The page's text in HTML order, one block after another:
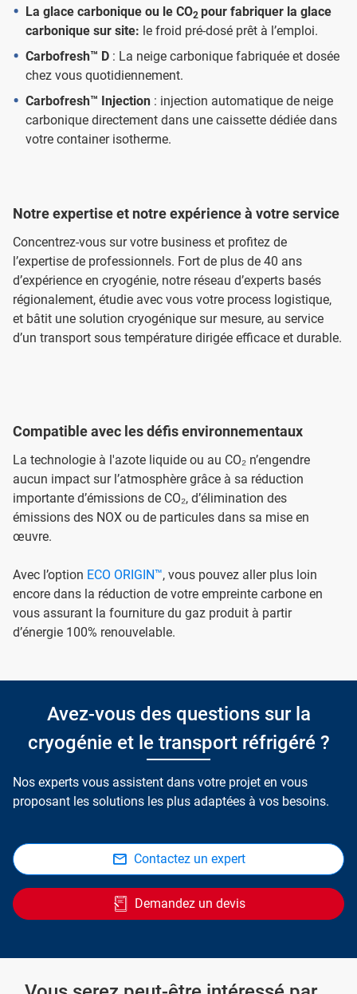
La glace carbonique ou le CO2 pour fabriquer la glace
carbonique sur site: le froid pré-dosé prêt à l’emploi.
Carbofresh™ D : La neige carbonique fabriquée et dosée
chez vous quotidiennement.
Carbofresh™ Injection : injection automatique de neige
carbonique directement dans une caissette dédiée dans
votre container isotherme.
Notre expertise et notre expérience à votre service
Concentrez-vous sur votre business et profitez de
l’expertise de professionnels. Fort de plus de 40 ans
d’expérience en cryogénie, notre réseau d’experts basés
régionalement, étudie avec vous votre process logistique,
et bâtit une solution cryogénique sur mesure, au service
d’un transport sous température dirigée efficace et durable.
Compatible avec les défis environnementaux
La technologie à l'azote liquide ou au CO₂ n’engendre
aucun impact sur l’atmosphère grâce à sa réduction
importante d’émissions de CO₂, d’élimination des
émissions des NOX ou de particules dans sa mise en
œuvre.
Avec l’option ECO ORIGIN™, vous pouvez aller plus loin
encore dans la réduction de votre empreinte carbone en
vous assurant la fourniture du gaz produit à partir
d’énergie 100% renouvelable.
Avez-vous des questions sur la
cryogénie et le transport réfrigéré ?
Nos experts vous assistent dans votre projet en vous
proposant les solutions les plus adaptées à vos besoins.
Contactez un expert
Demandez un devis